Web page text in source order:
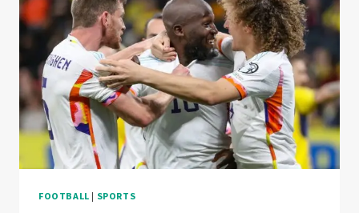
FOOTBALL | SPORTS